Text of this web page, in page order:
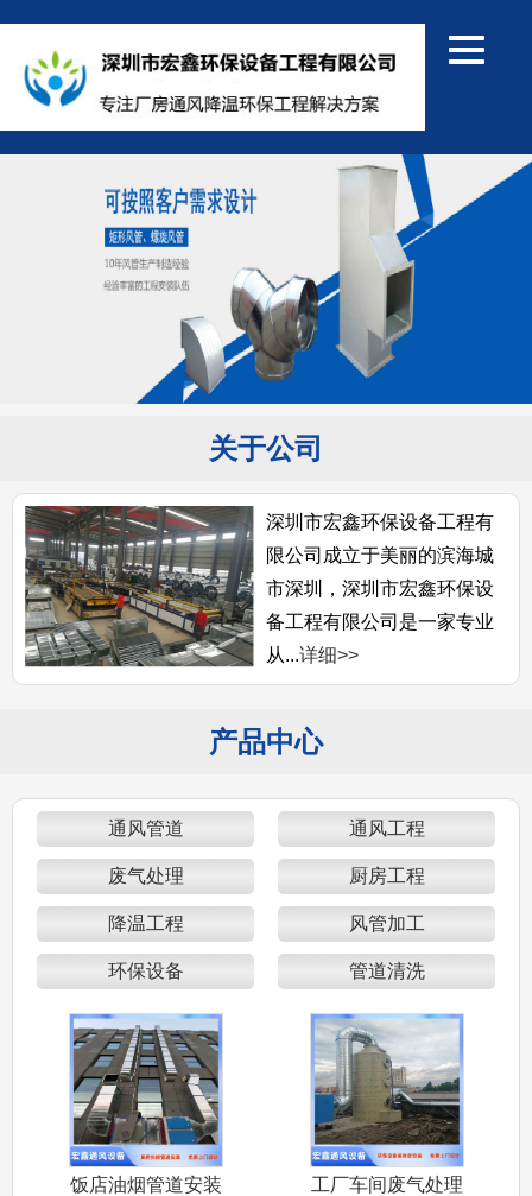
关于公司
深圳市宏鑫环保设备工程有
限公司成立于美丽的滨海城
市深圳，深圳市宏鑫环保设
备工程有限公司是一家专业
从...详细>>
产品中心
通风管道 通风工程
废气处理 厨房工程
降温工程 风管加工
环保设备 管道清洗
饭店油烟管道安装
工厂车间废气处理